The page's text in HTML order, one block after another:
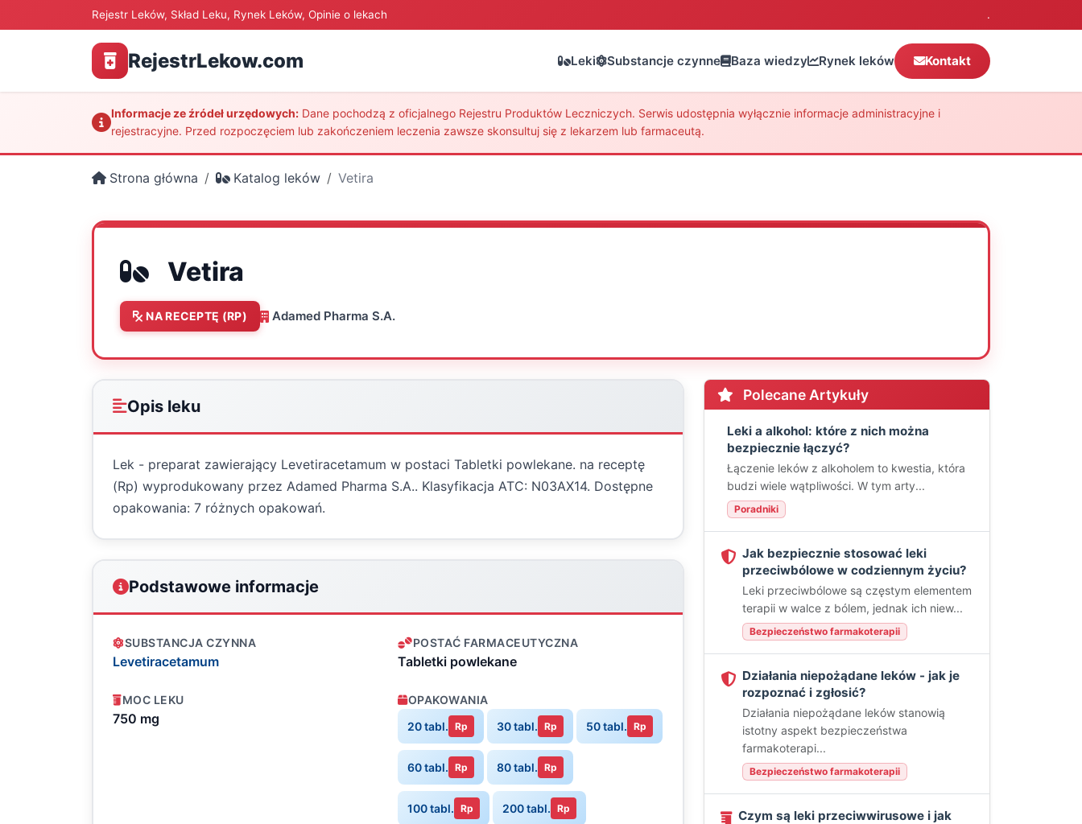
Rejestr Leków, Skład Leku, Rynek Leków, Opinie o lekach .
RejestrLekow.com Leki Substancje czynne Baza wiedzy Rynek leków Kontakt
Informacje ze źródeł urzędowych: Dane pochodzą z oficjalnego Rejestru Produktów Leczniczych. Serwis udostępnia wyłącznie informacje administracyjne i
rejestracyjne. Przed rozpoczęciem lub zakończeniem leczenia zawsze skonsultuj się z lekarzem lub farmaceutą.
Strona główna Katalog leków Vetira
Vetira
NA RECEPTĘ (RP) Adamed Pharma S.A.
Opis leku
Lek - preparat zawierający Levetiracetamum w postaci Tabletki powlekane. na receptę
(Rp) wyprodukowany przez Adamed Pharma S.A.. Klasyfikacja ATC: N03AX14. Dostępne
opakowania: 7 różnych opakowań.
Podstawowe informacje
SUBSTANCJA CZYNNA
Levetiracetamum
POSTAĆ FARMACEUTYCZNA
Tabletki powlekane
MOC LEKU
750 mg
OPAKOWANIA
20 tabl. Rp 30 tabl. Rp 50 tabl. Rp
60 tabl. Rp 80 tabl. Rp
100 tabl. Rp 200 tabl. Rp
Polecane Artykuły
Leki a alkohol: które z nich można
bezpiecznie łączyć?
Łączenie leków z alkoholem to kwestia, która
budzi wiele wątpliwości. W tym arty...
Poradniki
Jak bezpiecznie stosować leki
przeciwbólowe w codziennym życiu?
Leki przeciwbólowe są częstym elementem
terapii w walce z bólem, jednak ich niew...
Bezpieczeństwo farmakoterapii
Działania niepożądane leków - jak je
rozpoznać i zgłosić?
Działania niepożądane leków stanowią
istotny aspekt bezpieczeństwa
farmakoterapi...
Bezpieczeństwo farmakoterapii
Czym są leki przeciwwirusowe i jak